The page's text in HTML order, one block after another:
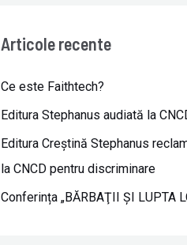
Articole recente
Ce este Faithtech?
Editura Stephanus audiată la
Editura Creștină Stephanus
la CNCD pentru discriminare
Conferința „BĂRBAŢII ŞI LUPTA